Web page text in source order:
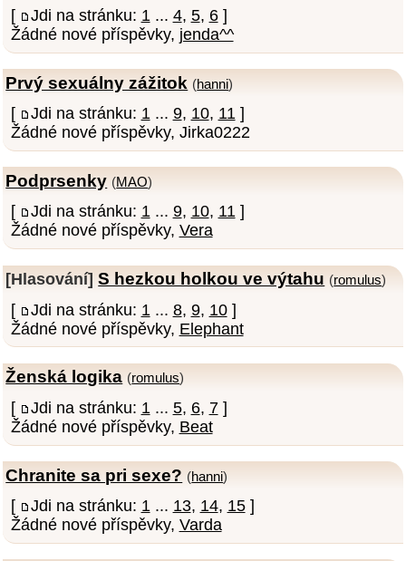
[ Jdi na stránku: 1 ... 4, 5, 6]
Žádné nové příspěvky, jenda^^
Prvý sexuálny zážitok (hanni)
[ Jdi na stránku: 1... 9, 10, 11]
Žádné nové příspěvky, Jirka0222
Podprsenky (MAO)
[ Jdi na stránku: 1... 9, 10, 11]
Žádné nové příspěvky, Vera
[Hlasování] S hezkou holkou ve výtahu (romulus)
[ Jdi na stránku: 1 ... 8, 9, 10]
Žádné nové příspěvky, Elephant
Ženská logika (romulus)
[ Jdi na stránku: 1 ... 5, 6, 7]
Žádné nové příspěvky, Beat
Chranite sa pri sexe? (hanni)
[ Jdi na stránku: 1 ... 13, 14, 15]
Žádné nové příspěvky, Varda